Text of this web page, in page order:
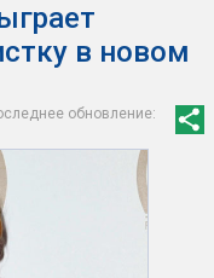
в новом
обновление: